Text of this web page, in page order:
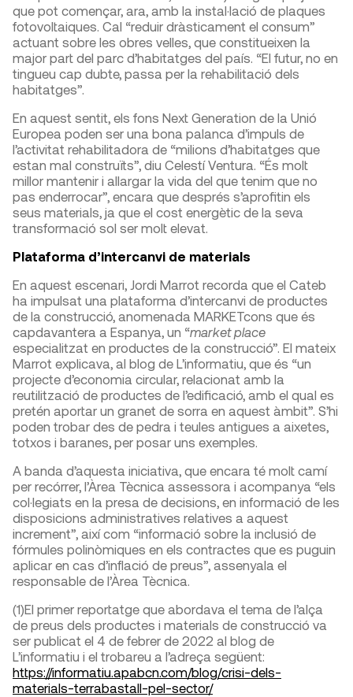
que pot començar, ara, amb la instal·lació de plaques
fotovoltaiques. Cal “reduir dràsticament el consum”
actuant sobre les obres velles, que constitueixen la
major part del parc d’habitatges del país. “El futur, no en
tingueu cap dubte, passa per la rehabilitació dels
habitatges”.
En aquest sentit, els fons Next Generation de la Unió
Europea poden ser una bona palanca d’impuls de
l’activitat rehabilitadora de “milions d’habitatges que
estan mal construïts”, diu Celestí Ventura. “És molt
millor mantenir i allargar la vida del que tenim que no
pas enderrocar”, encara que després s’aprofitin els
seus materials, ja que el cost energètic de la seva
transformació sol ser molt elevat.
Plataforma d’intercanvi de materials
En aquest escenari, Jordi Marrot recorda que el Cateb
ha impulsat una plataforma d’intercanvi de productes
de la construcció, anomenada MARKETcons que és
capdavantera a Espanya, un “market place
especialitzat en productes de la construcció”. El mateix
Marrot explicava, al blog de L’informatiu, que és “un
projecte d’economia circular, relacionat amb la
reutilització de productes de l’edificació, amb el qual es
pretén aportar un granet de sorra en aquest àmbit”. S’hi
poden trobar des de pedra i teules antigues a aixetes,
totxos i baranes, per posar uns exemples.
A banda d’aquesta iniciativa, que encara té molt camí
per recórrer, l’Àrea Tècnica assessora i acompanya “els
col·legiats en la presa de decisions, en informació de les
disposicions administratives relatives a aquest
increment”, així com “informació sobre la inclusió de
fórmules polinòmiques en els contractes que es puguin
aplicar en cas d’inflació de preus”, assenyala el
responsable de l’Àrea Tècnica.
(1)El primer reportatge que abordava el tema de l’alça
de preus dels productes i materials de construcció va
ser publicat el 4 de febrer de 2022 al blog de
L’informatiu i el trobareu a l’adreça següent:
https://informatiu.apabcn.com/blog/crisi-dels-
materials-terrabastall-pel-sector/